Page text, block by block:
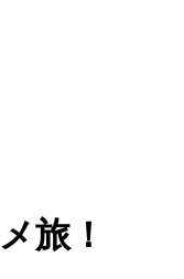
旅！